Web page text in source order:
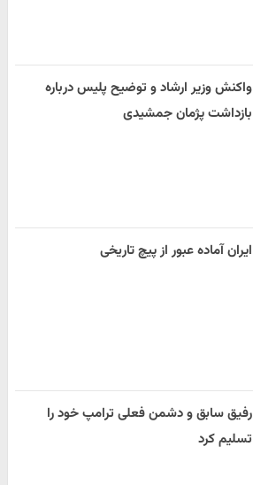
واکنش وزیر ارشاد و توضیح پلیس درباره
بازداشت پژمان جمشیدی
ایران آماده عبور از پیچ تاریخی
رفیق سابق و دشمن فعلی ترامپ خود را
تسلیم کرد